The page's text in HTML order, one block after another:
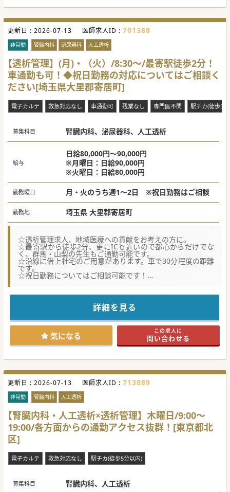
更新日 : 2026-07-13 医師求人ID : 701388
非常勤 腎臓内科 泌尿器科 人工透析
【透析管理】(月)・（火）/8:30～/最寄駅徒歩2分！
車通勤も可！◆祝日勤務の対応についてはご相談く
ださい[埼玉県大里郡寄居町]
電子カルテ 救急対応なし 車通勤可 残業なし 専門医不問 駅チカ(徒歩5
募集科目 腎臓内科、泌尿器科、人工透析
給与
日給80,000円～90,000円
※月曜日：日給90,000円
※火曜日：日給80,000円
勤務曜日 月・火のうち週1～2日 ※祝日勤務はご相談
勤務地 埼玉県 大里郡寄居町
☆透析管理求人、地域医療への貢献をお考えの方に。
☆最寄駅から徒歩2分、更にICも近いので都心からだけでな
く、群馬・山梨の先生もご通勤可能です。
☆沿線に借上社宅のご用意があります。車で30分程度の距離
です。
☆祝日勤務についてはご相談可能です！
豊かな自然に囲まれた地域でご勤務頂きます。
維持透析となりますので、シャント造設・対応は、本院か近
隣の医療機関での対応となります。
地域密着の医療機関となりますので、ゆったりとご勤務され
たい方にピッタリです。
電車・お車共にアクセスが良い場所にあります。
住環境もご相談可能ですので、是非お問合せください。
詳細を見る
気になる この求人に
問い合わせる
更新日 : 2026-07-13 医師求人ID : 713889
非常勤 腎臓内科 人工透析
【腎臓内科・人工透析×透析管理】木曜日/9:00～
19:00/各方面からの通勤アクセス抜群！[東京都北
区]
電子カルテ 救急対応なし 駅チカ(徒歩5分以内)
募集科目 腎臓内科、人工透析